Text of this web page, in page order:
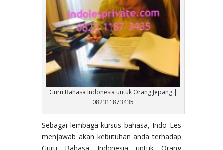
Guru Bahasa Indonesia untuk Orang Jepang |
082311873435
Sebagai lembaga kursus bahasa, Indo Les
menjawab akan kebutuhan anda terhadap
Guru Bahasa Indonesia untuk Orang